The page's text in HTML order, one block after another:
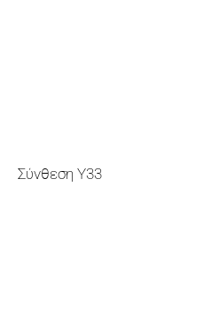
Σύνθεση Y33